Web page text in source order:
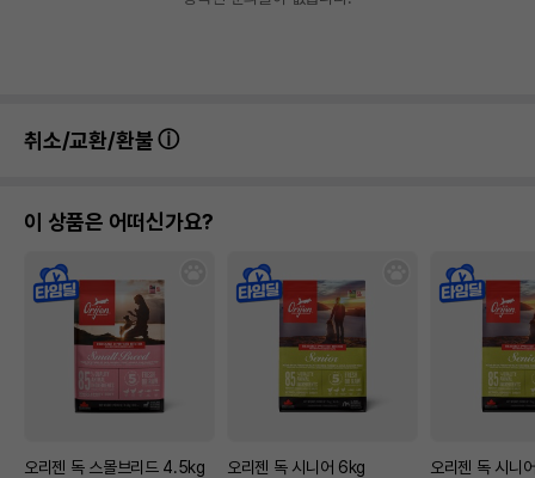
취소/교환/환불
이 상품은 어떠신가요?
오리젠 독 스몰브리드 4.5kg 오리젠 독 시니어 6kg 오리젠 독 시니